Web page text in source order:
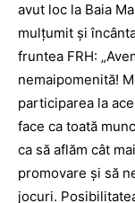
avut loc la Baia
mulţumit şi
fruntea FRH:
nemaipomenită!
participarea la
face ca toată
ca să aflăm cât
promovare şi să
jocuri.